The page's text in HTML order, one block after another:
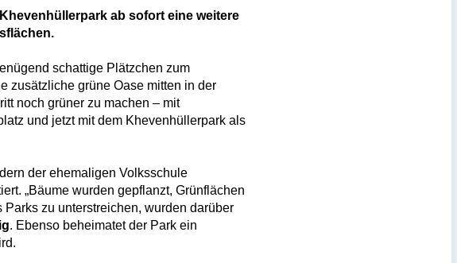
ab sofort eine weitere
schattige Plätzchen zum
zusätzliche grüne Oase mitten in der
noch grüner zu machen – mit
und jetzt mit dem Khevenhüllerpark als
der ehemaligen Volksschule
„Bäume wurden gepflanzt, Grünflächen
zu unterstreichen, wurden darüber
. Ebenso beheimatet der Park ein